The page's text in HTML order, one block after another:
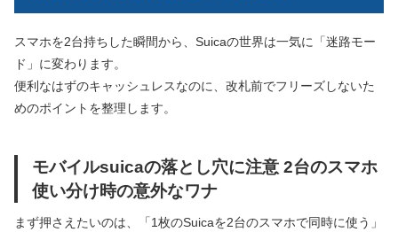
スマホを2台持ちした瞬間から、Suicaの世界は一気に「迷路モー
ド」に変わります。
便利なはずのキャッシュレスなのに、改札前でフリーズしないた
めのポイントを整理します。
モバイルsuicaの落とし穴に注意 2台のスマホ
使い分け時の意外なワナ
まず押さえたいのは、「1枚のSuicaを2台のスマホで同時に使う」